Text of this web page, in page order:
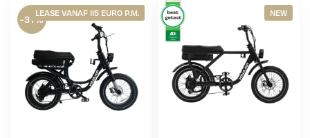
LEASE VANAF 115 EURO P.M.
-37%
NEW